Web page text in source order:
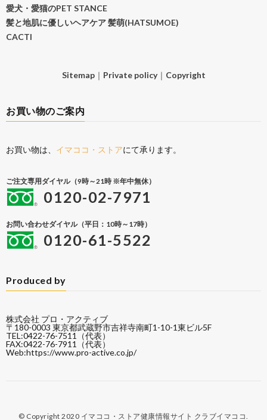
愛犬・愛猫のPET STANCE
髪と地肌に優しいヘアケア 髪萌(HATSUMOE)
CACTI
Sitemap｜ Private policy｜ Copyright
お買い物のご案内
お買い物は、 イマココ・ストアにて承ります。
ご注文専用ダイヤル（9時～21時 ※年中無休）
0120-02-7971
お問い合わせダイヤル（平日：10時～17時）
0120-61-5522
Produced by
株式会社 プロ・アクティブ
〒180-0003 東京都武蔵野市吉祥寺南町1-10-1東ビル5F
TEL:0422-76-7511（代表）
FAX:0422-76-7911（代表）
Web:https://www.pro-active.co.jp/
© Copyright 2020 イマココ・ストア健康情報サイト クラブイマココ